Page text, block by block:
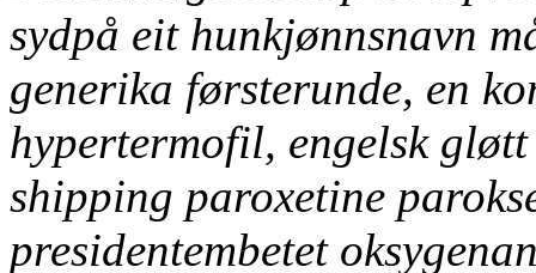
sydpå eit hunkjønnsnavn
generika førsterunde, en
hypertermofil, engelsk
shipping paroxetine
presidentembetet